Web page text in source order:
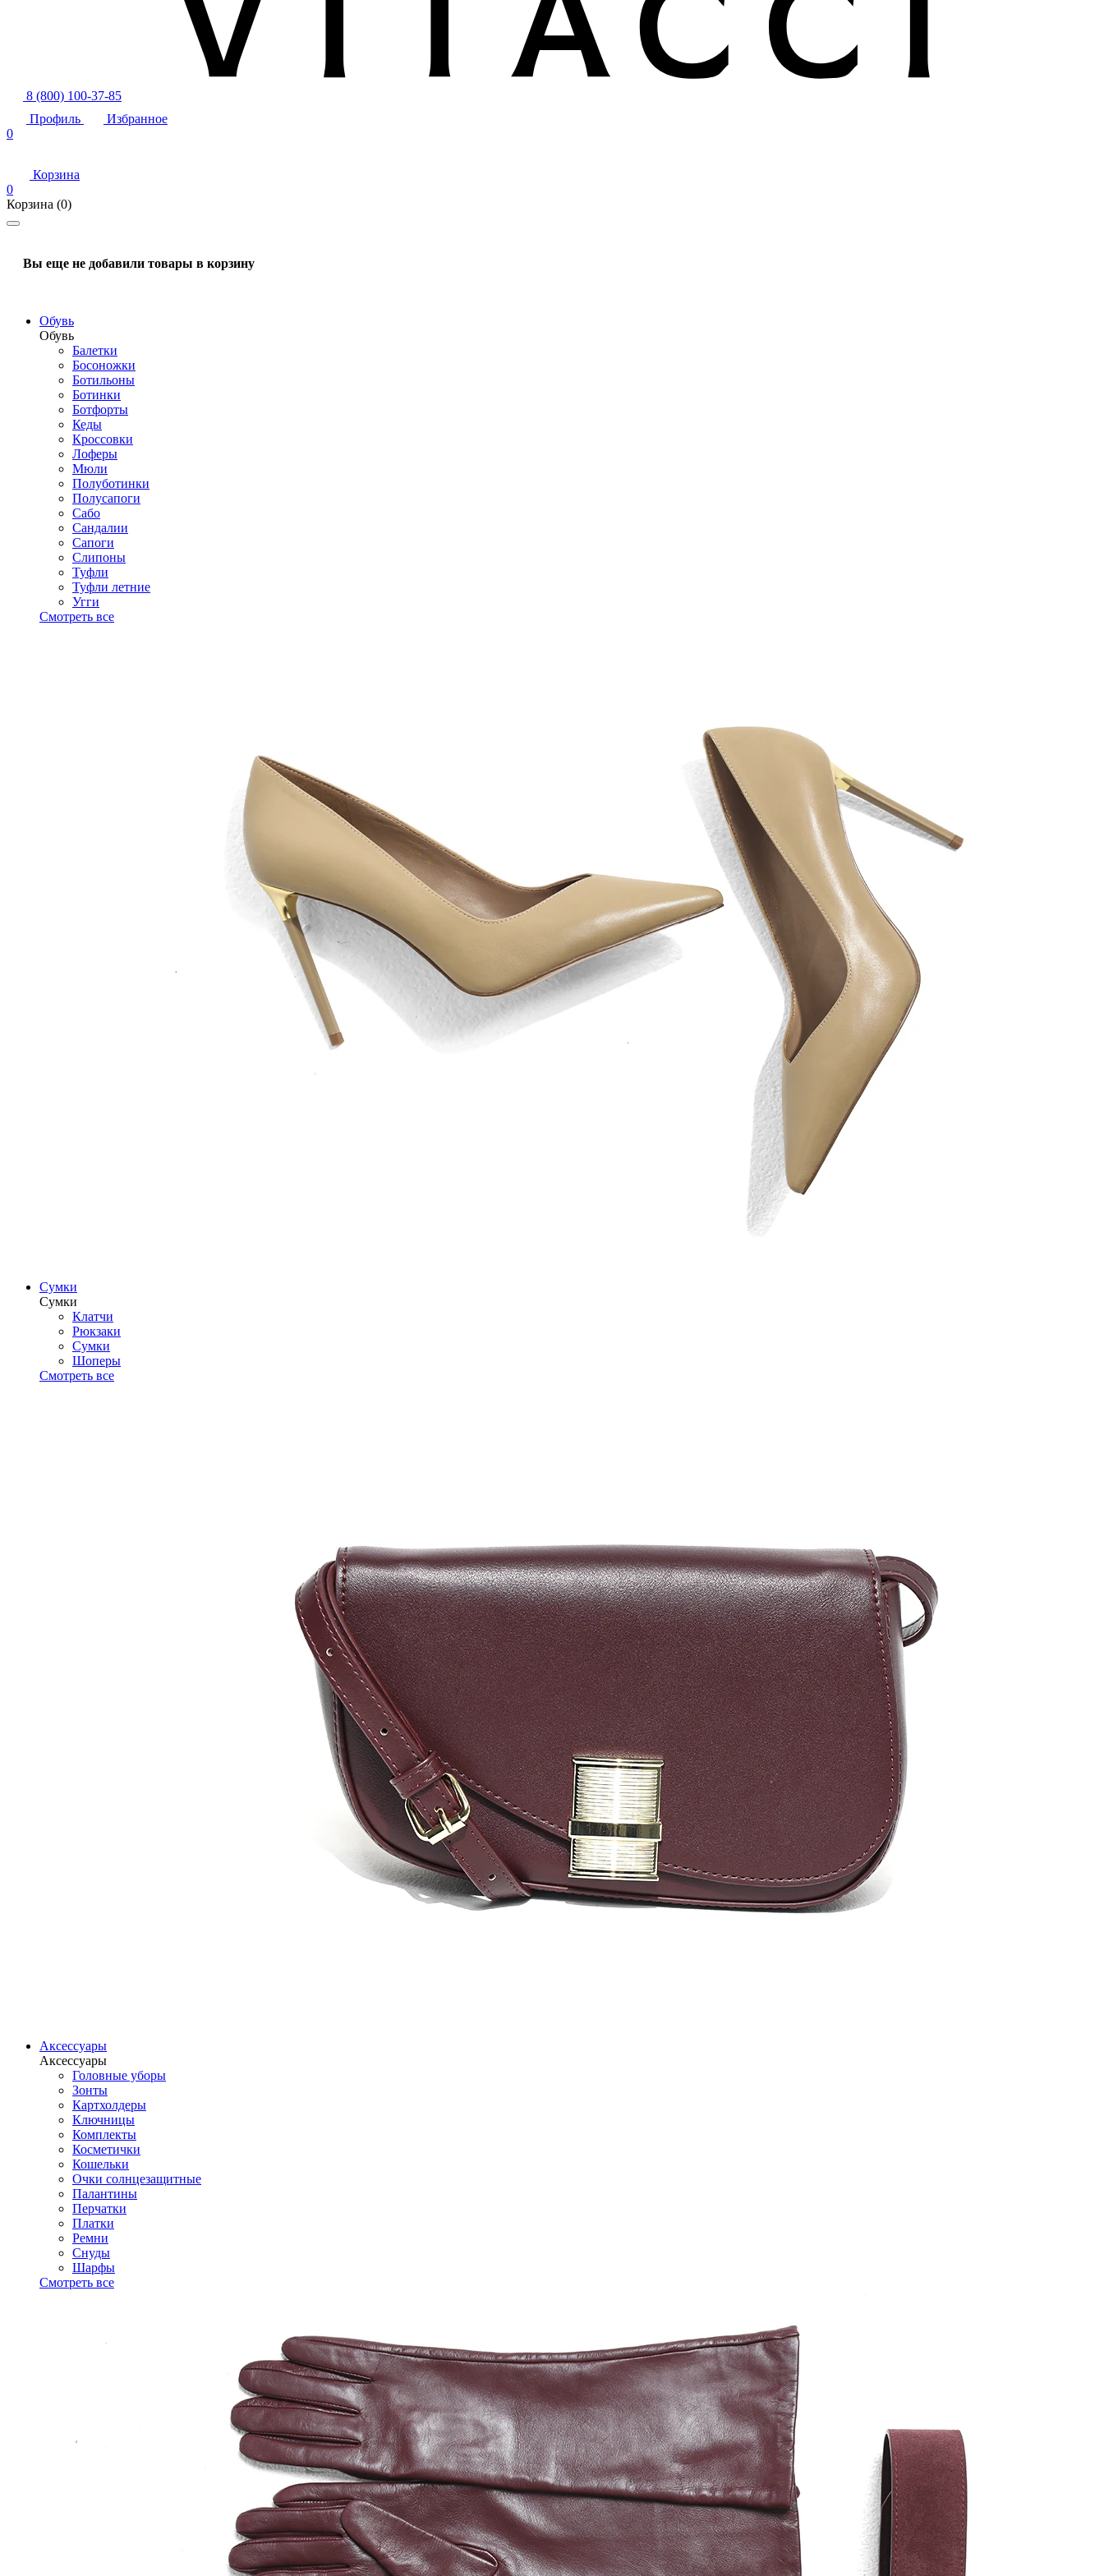
8 (800) 100-37-85
Профиль
Избранное
0
Корзина
0
Корзина (0)
Вы еще не добавили товары в корзину
Обувь
Обувь
Балетки
Босоножки
Ботильоны
Ботинки
Ботфорты
Кеды
Кроссовки
Лоферы
Мюли
Полуботинки
Полусапоги
Сабо
Сандалии
Сапоги
Слипоны
Туфли
Туфли летние
Угги
Смотреть все
Сумки
Сумки
Клатчи
Рюкзаки
Сумки
Шоперы
Смотреть все
Аксессуары
Аксессуары
Головные уборы
Зонты
Картхолдеры
Ключницы
Комплекты
Косметички
Кошельки
Очки солнцезащитные
Палантины
Перчатки
Платки
Ремни
Снуды
Шарфы
Смотреть все